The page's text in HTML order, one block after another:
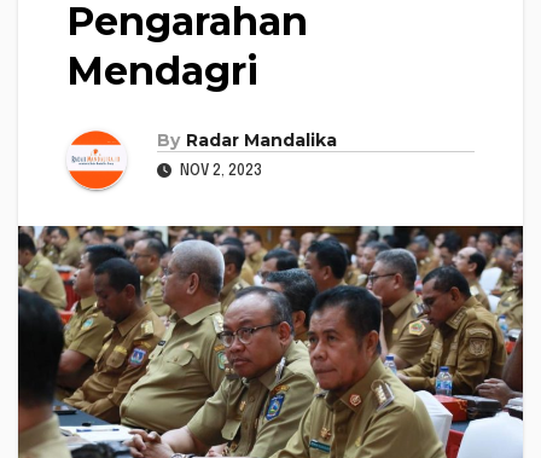
Pengarahan
Mendagri
By Radar Mandalika
NOV 2, 2023